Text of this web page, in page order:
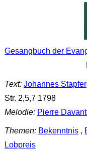
Gesangbuch der
Text: Johannes Stapfer
Str. 2,5,7 1798
Melodie: Pierre
Themen: Bekenntnis,
Lobpreis